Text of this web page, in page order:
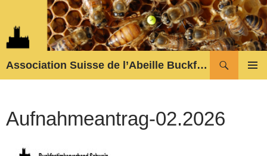
contenu
Association Suisse de l’Abeille Buckfast
Aufnahmeantrag-02.2026